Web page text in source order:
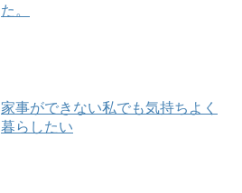
た。
家事ができない私でも気持ちよく
暮らしたい